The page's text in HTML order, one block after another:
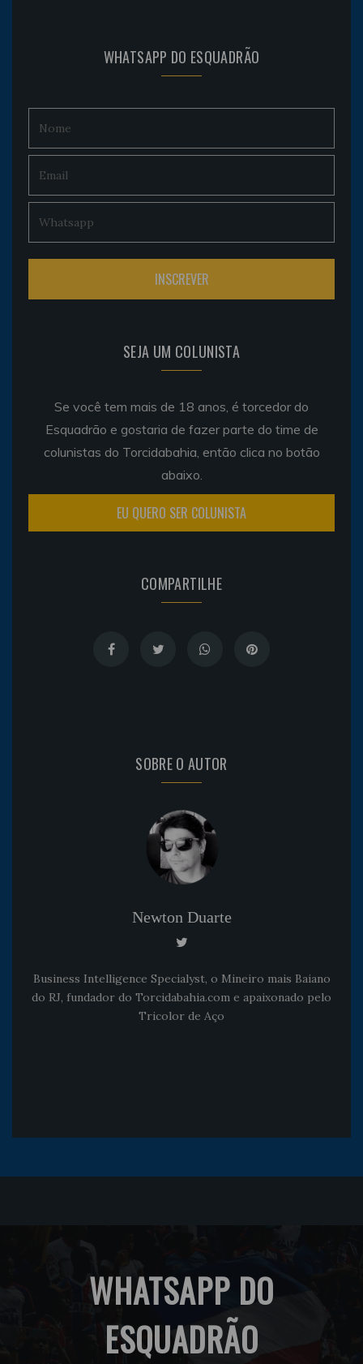
WHATSAPP DO ESQUADRÃO
SEJA UM COLUNISTA
Se você tem mais de 18 anos, é torcedor do
Esquadrão e gostaria de fazer parte do time de
colunistas do Torcidabahia, então clica no botão
abaixo.
EU QUERO SER COLUNISTA
COMPARTILHE
SOBRE O AUTOR
Newton Duarte
Business Intelligence Specialyst, o Mineiro mais Baiano
do RJ, fundador do Torcidabahia.com e apaixonado pelo
Tricolor de Aço
WHATSAPP DO
ESQUADRÃO